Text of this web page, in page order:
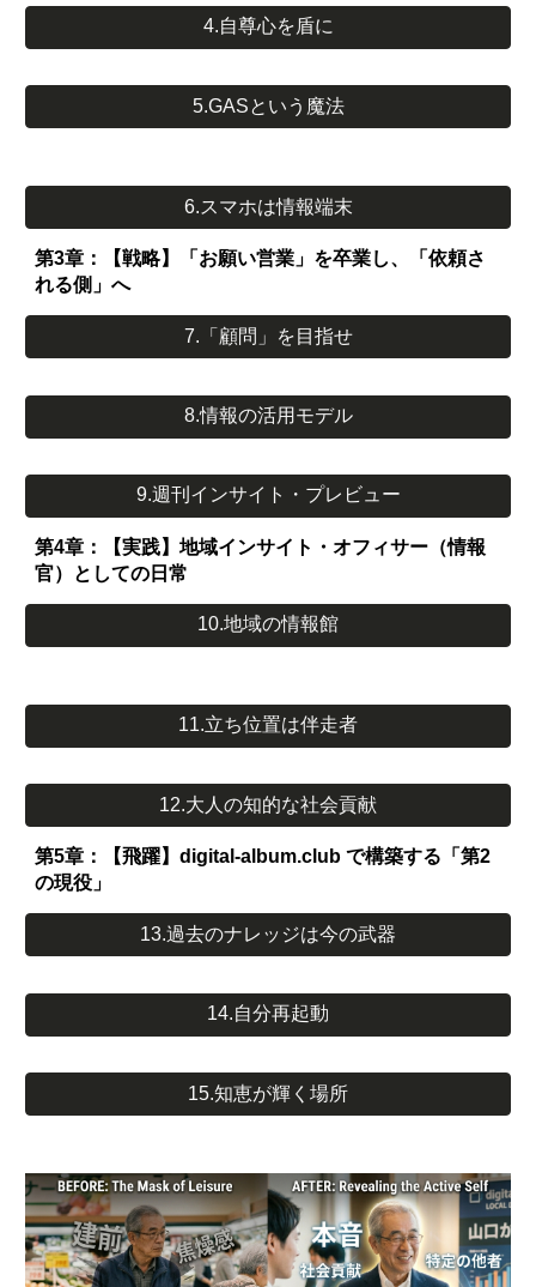
4.自尊心を盾に
5.GASという魔法
6.スマホは情報端末
第3章：【戦略】「お願い営業」を卒業し、「依頼さ
れる側」へ
7.「顧問」を目指せ
8.情報の活用モデル
9.週刊インサイト・プレビュー
第4章：【実践】地域インサイト・オフィサー（情報
官）としての日常
10.地域の情報館
11.立ち位置は伴走者
12.大人の知的な社会貢献
第5章：【飛躍】digital-album.club で構築する「第2
の現役」
13.過去のナレッジは今の武器
14.自分再起動
15.知恵が輝く場所